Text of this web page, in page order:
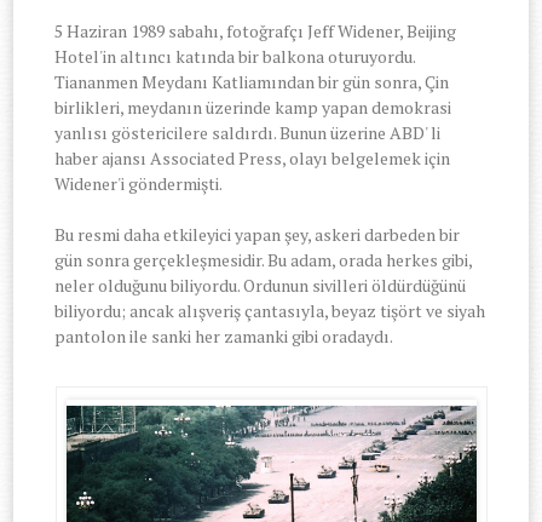
5 Haziran 1989 sabahı, fotoğrafçı Jeff Widener, Beijing
Hotel'in altıncı katında bir balkona oturuyordu.
Tiananmen Meydanı Katliamından bir gün sonra, Çin
birlikleri, meydanın üzerinde kamp yapan demokrasi
yanlısı göstericilere saldırdı. Bunun üzerine ABD' li
haber ajansı Associated Press, olayı belgelemek için
Widener'i göndermişti.
Bu resmi daha etkileyici yapan şey, askeri darbeden bir
gün sonra gerçekleşmesidir. Bu adam, orada herkes gibi,
neler olduğunu biliyordu. Ordunun sivilleri öldürdüğünü
biliyordu; ancak alışveriş çantasıyla, beyaz tişört ve siyah
pantolon ile sanki her zamanki gibi oradaydı.